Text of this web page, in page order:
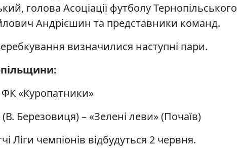
голова Асоціації футболу Тернопільського
Андрієшин та представники команд.
визначилися наступні пари.
«Куропатники»
Березовиця) – «Зелені леви» (Почаїв)
Ліги чемпіонів відбудуться 2 червня.